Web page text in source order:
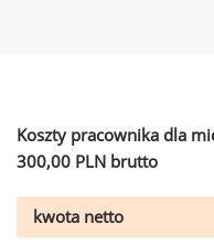
Koszty pracownika dla
300,00 PLN brutto
kwota netto